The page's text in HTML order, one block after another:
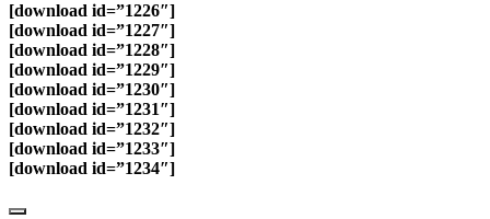
[download id=”1226″]
[download id=”1227″]
[download id=”1228″]
[download id=”1229″]
[download id=”1230″]
[download id=”1231″]
[download id=”1232″]
[download id=”1233″]
[download id=”1234″]